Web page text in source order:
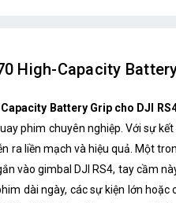
High-Capacity
Battery Grip cho DJI
phim chuyên nghiệp. Với sự
ra liền mạch và hiệu quả. Một
vào gimbal DJI RS4, tay cầm
dài ngày, các sự kiện lớn